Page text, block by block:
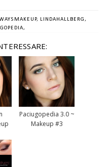
LINDAHALLBERG,
Paciugopedia 3.0 ~
Makeup #3